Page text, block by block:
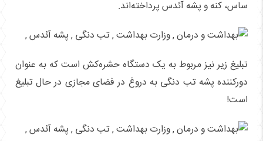
ساس، کنه و پشه آئدس پرداخته‌‌اند.
تبلیغ زیر نیز مربوط به یک دستگاه حشره‌کش است که به عنوان
دورکننده پشه تب دنگی به دروغ در فضای مجازی در حال تبلیغ
است!